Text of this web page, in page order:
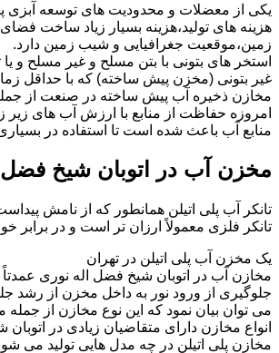
یکی از معضلات و محدودیت های توسعه آبزی
هزینه های تولید،هزینه بسیار زیاد ساخت
زمین،موقعیت جغرافیایی و شیب زمین دارد.
استخر های بتونی با بتن مسلح و غیر مسلح
غیر بتونی (مخزن پیش ساخته) که با حداقل
مخازن ذخیره آب پیش ساخته در صنعت از جمله
امروزه حفاظت از منابع با ارزش آب های
منابع آب باعث شده است تا استفاده در
مخزن آب در اتوبان شیخ فضل
تانکر آب پلی اتیلن همانطور که از نامش
تانکر فلزی معمولاً ارزان تر است و در
یک مخزن آب پلی اتیلن در تهران
مخازن آب در اتوبان شیخ فضل اله نوری
جلوگیری از ورود نور به داخل مخزن از رشد
می توان بیان نمود که این نوع مخازن از
انواع مخازن دارای متقاضیان زیادی در
مخازن پلی اتیلن در چه مدل هایی تولید می